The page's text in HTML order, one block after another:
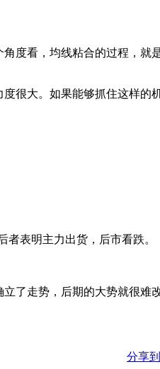
度看，均线粘合的过程，就
很大。如果能够抓住这样的
表明主力出货，后市看跌。
了走势，后期的大势就很难改
分享到